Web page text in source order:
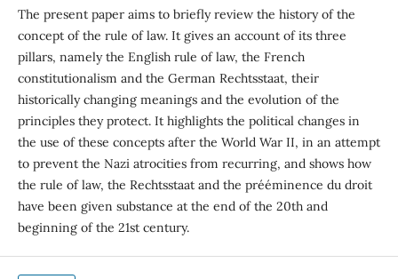
The present paper aims to briefly review the history of the
concept of the rule of law. It gives an account of its three
pillars, namely the English rule of law, the French
constitutionalism and the German Rechtsstaat, their
historically changing meanings and the evolution of the
principles they protect. It highlights the political changes in
the use of these concepts after the World War II, in an attempt
to prevent the Nazi atrocities from recurring, and shows how
the rule of law, the Rechtsstaat and the prééminence du droit
have been given substance at the end of the 20th and
beginning of the 21st century.